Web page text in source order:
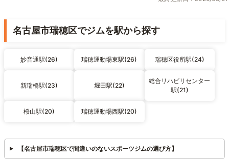
名古屋市瑞穂区でジムを駅から探す
妙音通駅(26) 瑞穂運動場東駅(26) 瑞穂区役所駅(24)
新瑞橋駅(23) 堀田駅(22)
総合リハビリセンター
駅(21)
桜山駅(20) 瑞穂運動場西駅(20)
【名古屋市瑞穂区で間違いのないスポーツジムの選び方】